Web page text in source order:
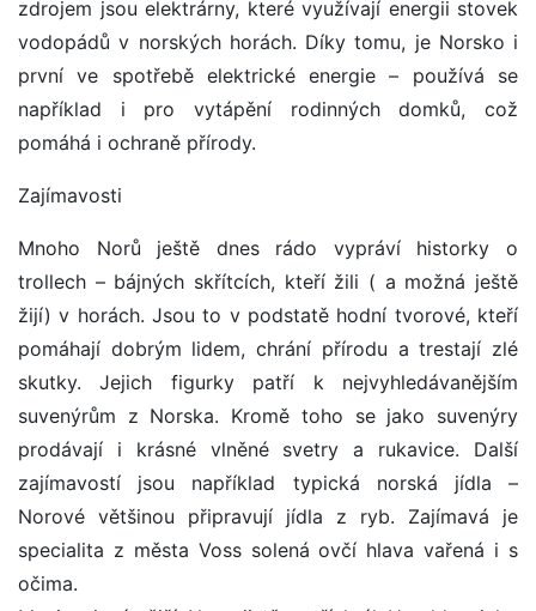
zdrojem jsou elektrárny, které využívají energii stovek
vodopádů v norských horách. Díky tomu, je Norsko i
první ve spotřebě elektrické energie – používá se
například i pro vytápění rodinných domků, což
pomáhá i ochraně přírody.
Zajímavosti
Mnoho Norů ještě dnes rádo vypráví historky o
trollech – bájných skřítcích, kteří žili ( a možná ještě
žijí) v horách. Jsou to v podstatě hodní tvorové, kteří
pomáhají dobrým lidem, chrání přírodu a trestají zlé
skutky. Jejich figurky patří k nejvyhledávanějším
suvenýrům z Norska. Kromě toho se jako suvenýry
prodávají i krásné vlněné svetry a rukavice. Další
zajímavostí jsou například typická norská jídla –
Norové většinou připravují jídla z ryb. Zajímavá je
specialita z města Voss solená ovčí hlava vařená i s
očima.